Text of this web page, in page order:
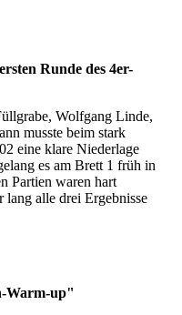
Runde des 4er-
Wolfgang Linde,
musste beim stark
eine klare Niederlage
es am Brett 1 früh in
Partien waren hart
lang alle drei Ergebnisse
Warm-up"